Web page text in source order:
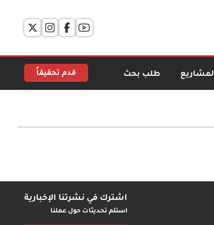
طلب بحث قدم تحقيقاً
اشترك في نشرتنا الإخبارية
استلم تحديثات حول عملنا